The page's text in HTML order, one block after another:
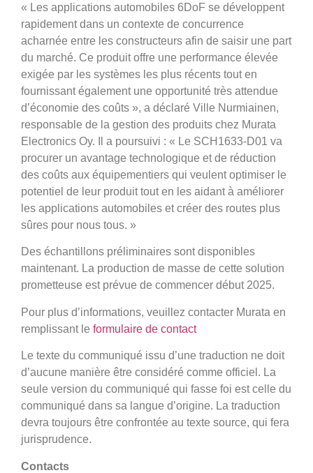
« Les applications automobiles 6DoF se développent
rapidement dans un contexte de concurrence
acharnée entre les constructeurs afin de saisir une part
du marché. Ce produit offre une performance élevée
exigée par les systèmes les plus récents tout en
fournissant également une opportunité très attendue
d’économie des coûts », a déclaré Ville Nurmiainen,
responsable de la gestion des produits chez Murata
Electronics Oy. Il a poursuivi : « Le SCH1633-D01 va
procurer un avantage technologique et de réduction
des coûts aux équipementiers qui veulent optimiser le
potentiel de leur produit tout en les aidant à améliorer
les applications automobiles et créer des routes plus
sûres pour nous tous. »
Des échantillons préliminaires sont disponibles
maintenant. La production de masse de cette solution
prometteuse est prévue de commencer début 2025.
Pour plus d’informations, veuillez contacter Murata en
remplissant le formulaire de contact
Le texte du communiqué issu d’une traduction ne doit
d’aucune manière être considéré comme officiel. La
seule version du communiqué qui fasse foi est celle du
communiqué dans sa langue d’origine. La traduction
devra toujours être confrontée au texte source, qui fera
jurisprudence.
Contacts